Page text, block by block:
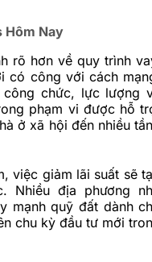
Hôm Nay
rõ hơn về quy trình
có công với cách
chức, lực lượng
phạm vi được hỗ
ở xã hội đến nhiều
việc giảm lãi suất sẽ
Nhiều địa phương
mạnh quỹ đất dành
chu kỳ đầu tư mới